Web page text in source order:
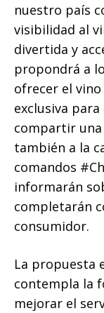
nuestro país
visibilidad al
divertida y
propondrá a
ofrecer el
exclusiva
compartir
también a la
comandos
informarán
completarán
consumidor.
La propuesta
contempla la
mejorar el